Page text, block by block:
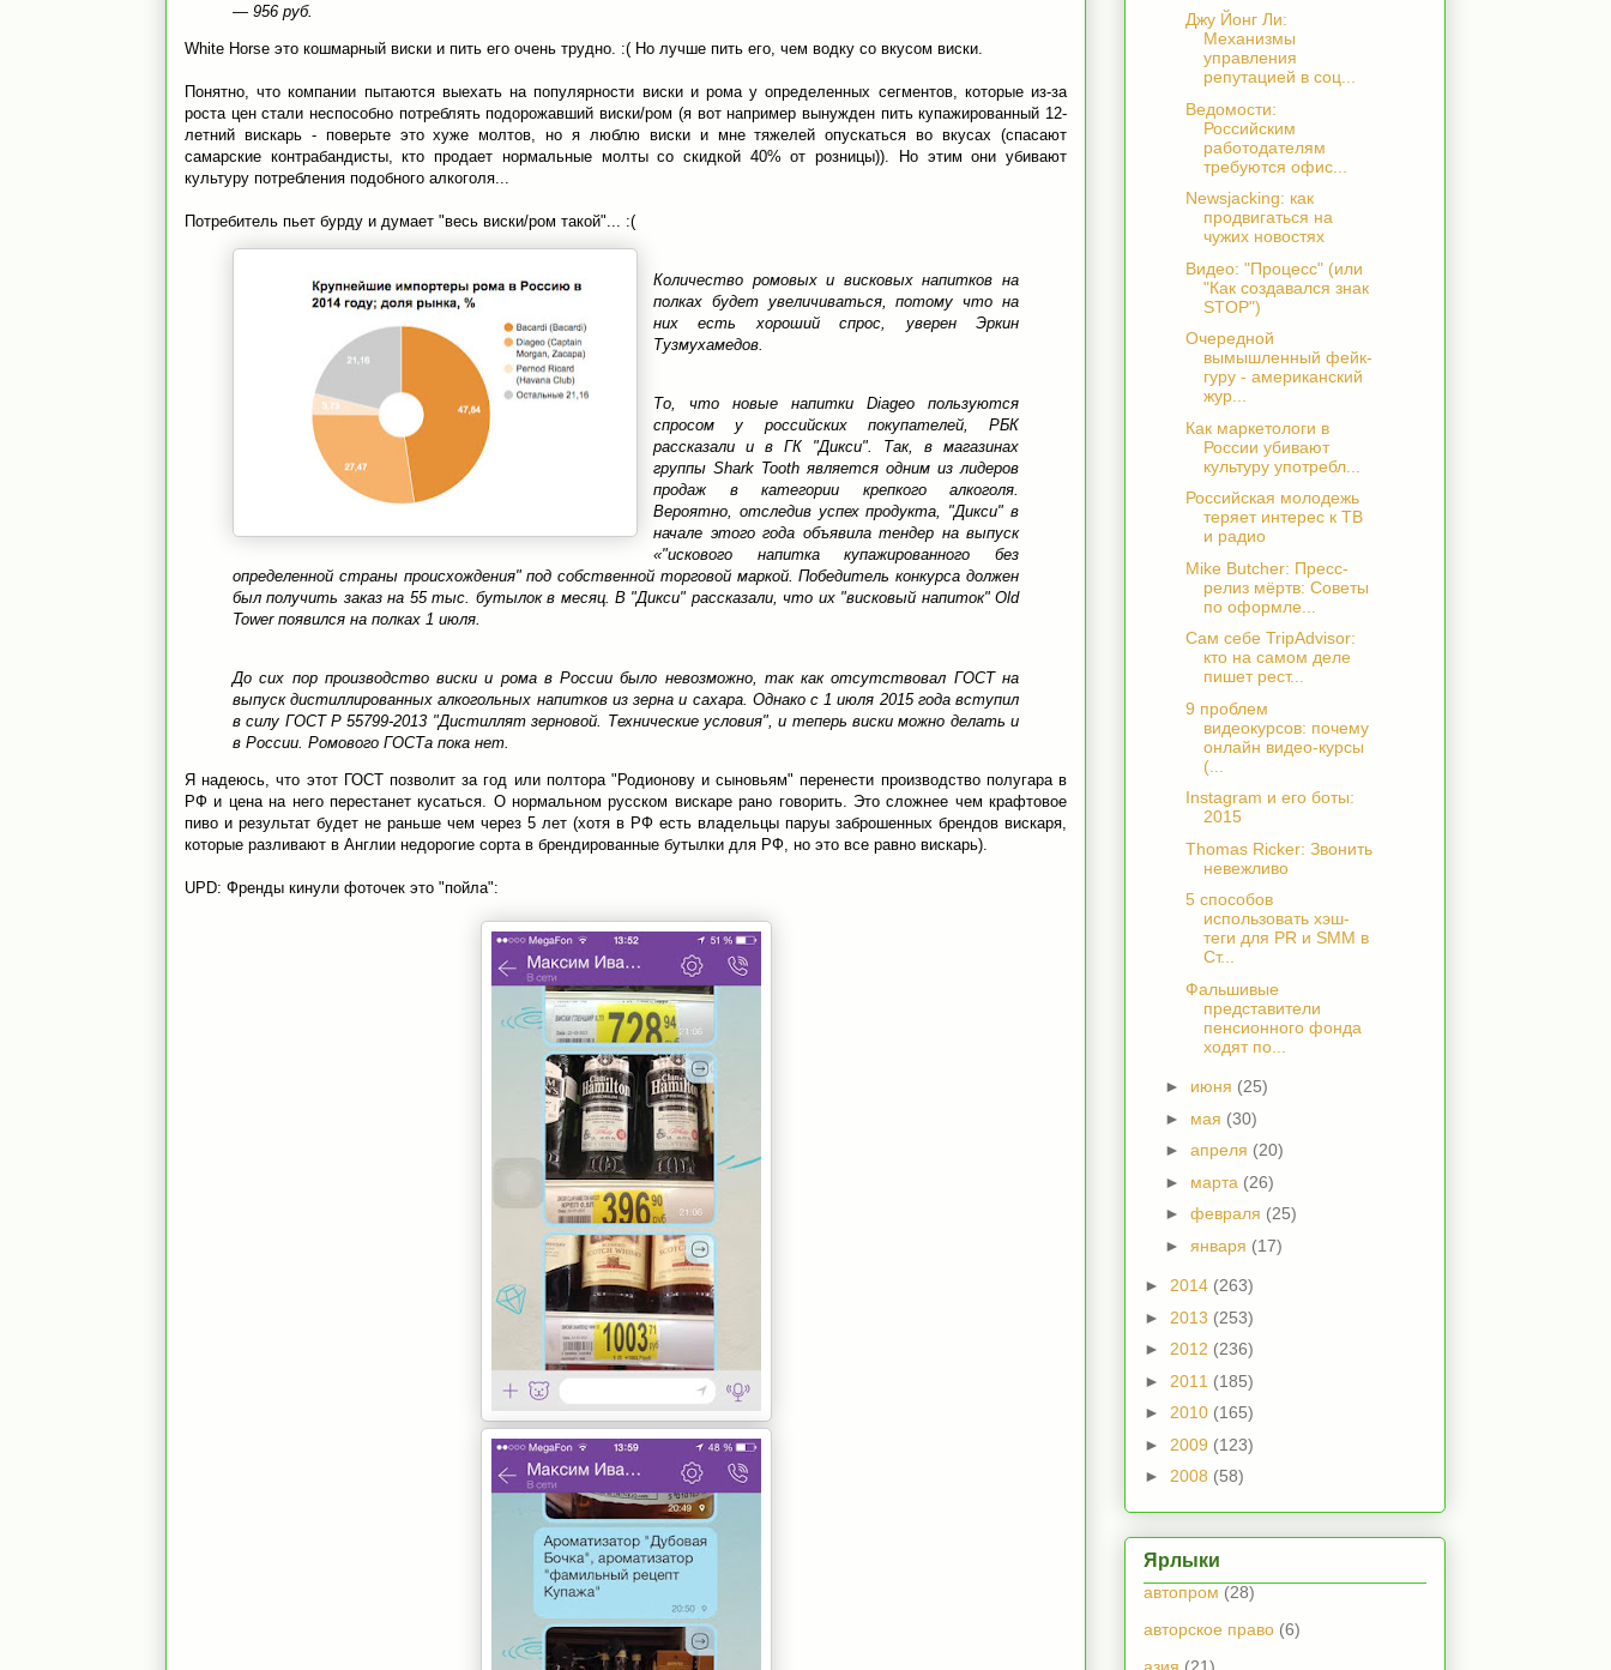
— 956 руб.
White Horse это кошмарный виски и пить его очень трудно. :( Но лучше пить его, чем водку со вкусом виски.
Понятно, что компании пытаются выехать на популярности виски и рома у определенных сегментов, которые из-за
роста цен стали неспособно потреблять подорожавший виски/ром (я вот например вынужден пить купажированный 12-
летний вискарь - поверьте это хуже молтов, но я люблю виски и мне тяжелей опускаться во вкусах (спасают
самарские контрабандисты, кто продает нормальные молты со скидкой 40% от розницы)). Но этим они убивают
культуру потребления подобного алкоголя...
Потребитель пьет бурду и думает "весь виски/ром такой"... :(
Количество ромовых и висковых напитков на
полках будет увеличиваться, потому что на
них есть хороший спрос, уверен Эркин
Тузмухамедов.
То, что новые напитки Diageo пользуются
спросом у российских покупателей, РБК
рассказали и в ГК "Дикси". Так, в магазинах
группы Shark Tooth является одним из лидеров
продаж в категории крепкого алкоголя.
Вероятно, отследив успех продукта, "Дикси" в
начале этого года объявила тендер на выпуск
«"искового напитка купажированного без
определенной страны происхождения" под собственной торговой маркой. Победитель конкурса должен
был получить заказ на 55 тыс. бутылок в месяц. В "Дикси" рассказали, что их "висковый напиток" Old
Tower появился на полках 1 июля.
До сих пор производство виски и рома в России было невозможно, так как отсутствовал ГОСТ на
выпуск дистиллированных алкогольных напитков из зерна и сахара. Однако с 1 июля 2015 года вступил
в силу ГОСТ Р 55799-2013 "Дистиллят зерновой. Технические условия", и теперь виски можно делать и
в России. Ромового ГОСТа пока нет.
Я надеюсь, что этот ГОСТ позволит за год или полтора "Родионову и сыновьям" перенести производство полугара в
РФ и цена на него перестанет кусаться. О нормальном русском вискаре рано говорить. Это сложнее чем крафтовое
пиво и результат будет не раньше чем через 5 лет (хотя в РФ есть владельцы паруы заброшенных брендов вискаря,
которые разливают в Англии недорогие сорта в брендированные бутылки для РФ, но это все равно вискарь).
UPD: Френды кинули фоточек это "пойла":
Джу Йонг Ли:
Механизмы
управления
репутацией в соц...
Ведомости:
Российским
работодателям
требуются офис...
Newsjacking: как
продвигаться на
чужих новостях
Видео: "Процесс" (или
"Как создавался знак
STOP")
Очередной
вымышленный фейк-
гуру - американский
жур...
Как маркетологи в
России убивают
культуру употребл...
Российская молодежь
теряет интерес к ТВ
и радио
Mike Butcher: Пресс-
релиз мёртв: Советы
по оформле...
Сам себе TripAdvisor:
кто на самом деле
пишет рест...
9 проблем
видеокурсов: почему
онлайн видео-курсы
(...
Instagram и его боты:
2015
Thomas Ricker: Звонить
невежливо
5 способов
использовать хэш-
теги для PR и SMM в
Ст...
Фальшивые
представители
пенсионного фонда
ходят по...
► июня (25)
► мая (30)
► апреля (20)
► марта (26)
► февраля (25)
► января (17)
► 2014 (263)
► 2013 (253)
► 2012 (236)
► 2011 (185)
► 2010 (165)
► 2009 (123)
► 2008 (58)
Ярлыки
автопром (28)
авторское право (6)
азия (21)